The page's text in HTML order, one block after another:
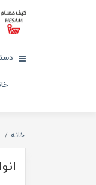
خانه